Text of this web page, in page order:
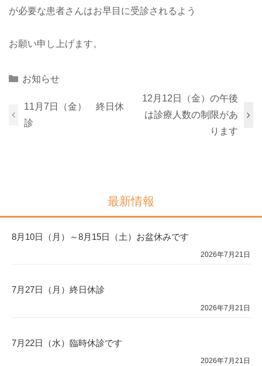
が必要な患者さんはお早目に受診されるよう
お願い申し上げます。
Categories
お知らせ
11月7日（金） 終日休
診
12月12日（金）の午後
は診療人数の制限があ
ります
最新情報
8月10日（月）～8月15日（土）お盆休みです
2026年7月21日
7月27日（月）終日休診
2026年7月21日
7月22日（水）臨時休診です
2026年7月21日